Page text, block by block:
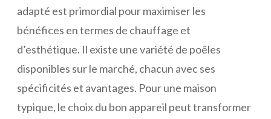
adapté est primordial pour maximiser les
bénéfices en termes de chauffage et
d’esthétique. Il existe une variété de poêles
disponibles sur le marché, chacun avec ses
spécificités et avantages. Pour une maison
typique, le choix du bon appareil peut transformer